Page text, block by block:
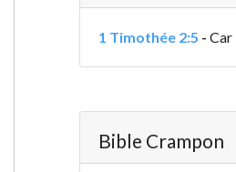
1 Timothée 2:5 - Car
Bible Crampon